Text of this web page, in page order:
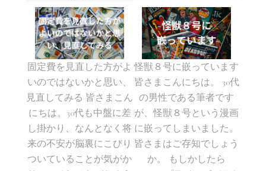
固定費を見直した方がよ
いのではないかと思い、
見直してみる 皆さまこん
にちは。30代も中盤に差
し掛かり、なんとなく将
来の不安が脳裏にこびり
ついていることが気がか
怪獣８号に嵌っています
皆さまこんにちは。 30代
の男性である筆者です
が、怪獣８号という漫画
に嵌ってしまいました。
皆さまはご存知でしょう
か。 もしかしたら